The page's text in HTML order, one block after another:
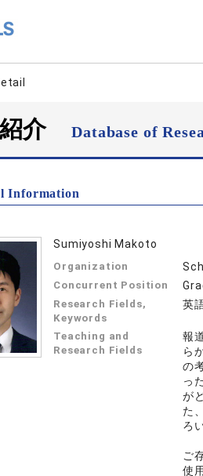
紹介Database of
Information
Sumiyoshi Makoto
Organization
Concurrent Position
Research Fields,
Keywords
英
Teaching and
Research Fields
報
ら
の
っ
が
た
ろ
ご
使